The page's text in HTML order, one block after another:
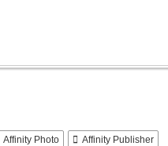
Affinity Photo Affinity Publisher